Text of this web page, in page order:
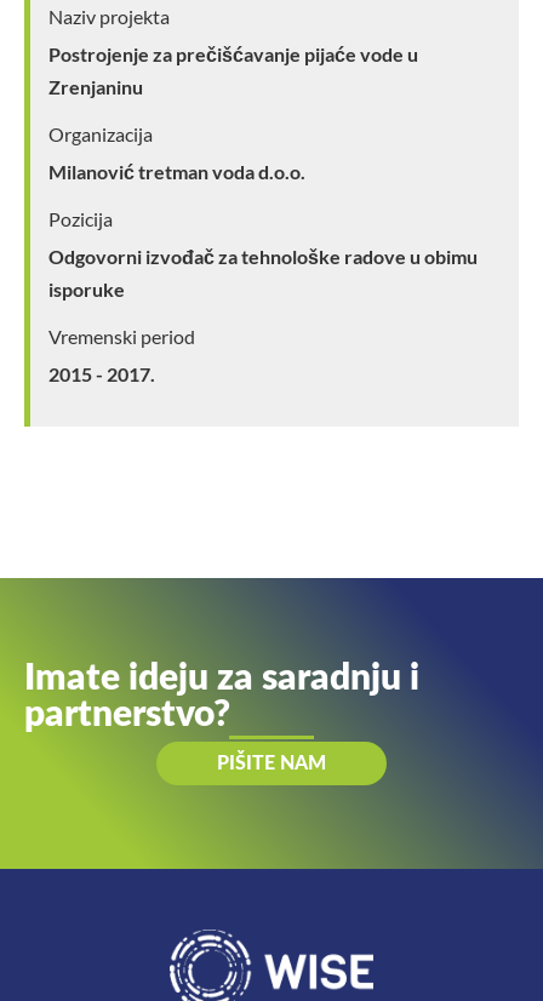
Naziv projekta
Postrojenje za prečišćavanje pijaće vode u
Zrenjaninu
Organizacija
Milanović tretman voda d.o.o.
Pozicija
Odgovorni izvođač za tehnološke radove u obimu
isporuke
Vremenski period
2015 - 2017.
Imate ideju za saradnju i
partnerstvo?
PIŠITE NAM